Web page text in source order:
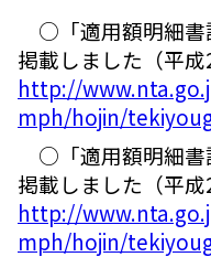
○「適用額明細書
掲載しました（平成
http://
mph/hojin/
○「適用額明細書
掲載しました（平成
http://
mph/hojin/